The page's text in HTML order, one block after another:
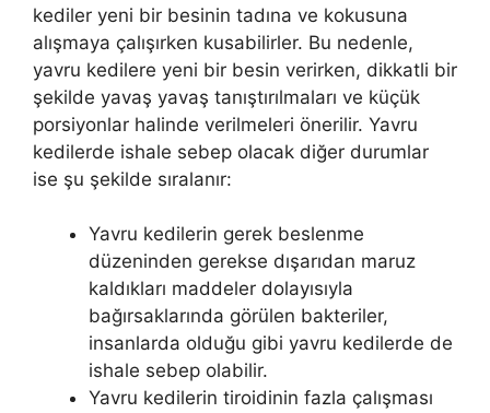
kediler yeni bir besinin tadına ve kokusuna
alışmaya çalışırken kusabilirler. Bu nedenle,
yavru kedilere yeni bir besin verirken, dikkatli bir
şekilde yavaş yavaş tanıştırılmaları ve küçük
porsiyonlar halinde verilmeleri önerilir. Yavru
kedilerde ishale sebep olacak diğer durumlar
ise şu şekilde sıralanır:
Yavru kedilerin gerek beslenme
düzeninden gerekse dışarıdan maruz
kaldıkları maddeler dolayısıyla
bağırsaklarında görülen bakteriler,
insanlarda olduğu gibi yavru kedilerde de
ishale sebep olabilir.
Yavru kedilerin tiroidinin fazla çalışması